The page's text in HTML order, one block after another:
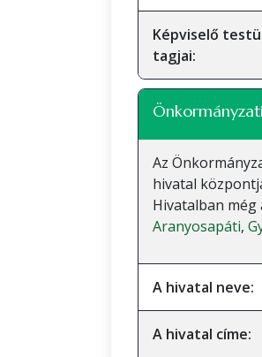
Képviselő
tagjai:
Az
hivatal
Hivatalban
Aranyosapáti,
A hivatal neve:
A hivatal címe: